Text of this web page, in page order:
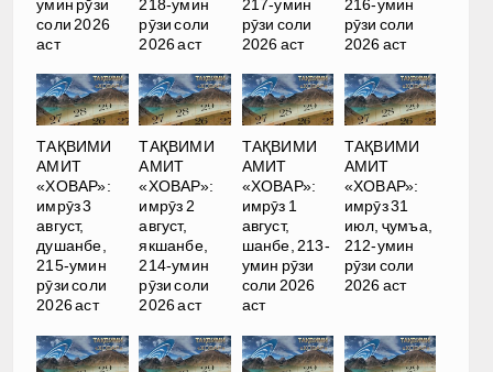
умин рӯзи
соли 2026
аст
218-умин
рӯзи соли
2026 аст
217-умин
рӯзи соли
2026 аст
216-умин
рӯзи соли
2026 аст
ТАҚВИМИ
АМИТ
«ХОВАР»:
имрӯз 3
август,
душанбе,
215-умин
рӯзи соли
2026 аст
ТАҚВИМИ
АМИТ
«ХОВАР»:
имрӯз 2
август,
якшанбе,
214-умин
рӯзи соли
2026 аст
ТАҚВИМИ
АМИТ
«ХОВАР»:
имрӯз 1
август,
шанбе, 213-
умин рӯзи
соли 2026
аст
ТАҚВИМИ
АМИТ
«ХОВАР»:
имрӯз 31
июл, ҷумъа,
212-умин
рӯзи соли
2026 аст